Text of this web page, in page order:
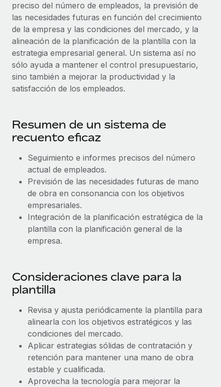
preciso del número de empleados, la previsión de
las necesidades futuras en función del crecimiento
de la empresa y las condiciones del mercado, y la
alineación de la planificación de la plantilla con la
estrategia empresarial general. Un sistema así no
sólo ayuda a mantener el control presupuestario,
sino también a mejorar la productividad y la
satisfacción de los empleados.
Resumen de un sistema de
recuento eficaz
Seguimiento e informes precisos del número
actual de empleados.
Previsión de las necesidades futuras de mano
de obra en consonancia con los objetivos
empresariales.
Integración de la planificación estratégica de la
plantilla con la planificación general de la
empresa.
Consideraciones clave para la
plantilla
Revisa y ajusta periódicamente la plantilla para
alinearla con los objetivos estratégicos y las
condiciones del mercado.
Aplicar estrategias sólidas de contratación y
retención para mantener una mano de obra
estable y cualificada.
Aprovecha la tecnología para mejorar la